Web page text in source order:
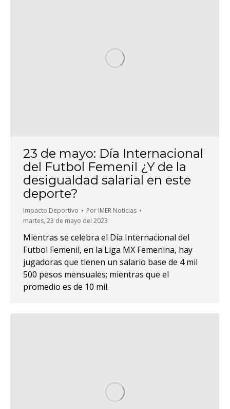
23 de mayo: Día Internacional
del Futbol Femenil ¿Y de la
desigualdad salarial en este
deporte?
Impacto Deportivo Por IMER Noticias
martes, 23 de mayo del 2023
Mientras se celebra el Día Internacional del
Futbol Femenil, en la Liga MX Femenina, hay
jugadoras que tienen un salario base de 4 mil
500 pesos mensuales; mientras que el
promedio es de 10 mil.